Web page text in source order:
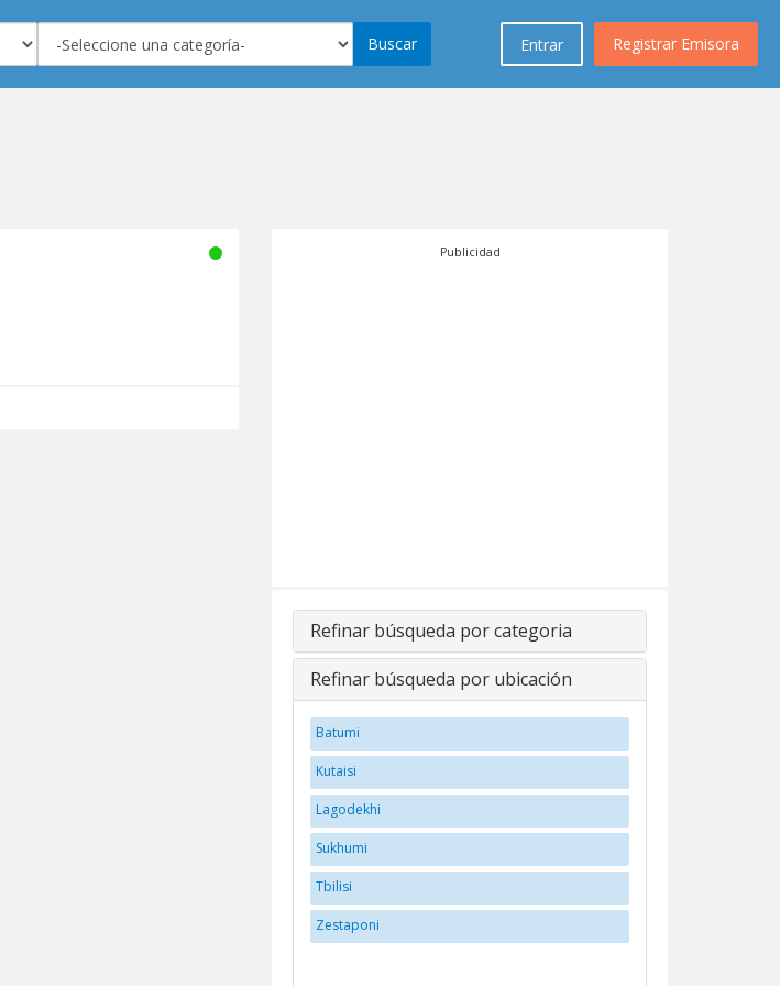
Registrar Emisora
Entrar
Buscar
Publicidad
Refinar búsqueda por categoria
Refinar búsqueda por ubicación
Batumi
Kutaisi
Lagodekhi
Sukhumi
Tbilisi
Zestaponi